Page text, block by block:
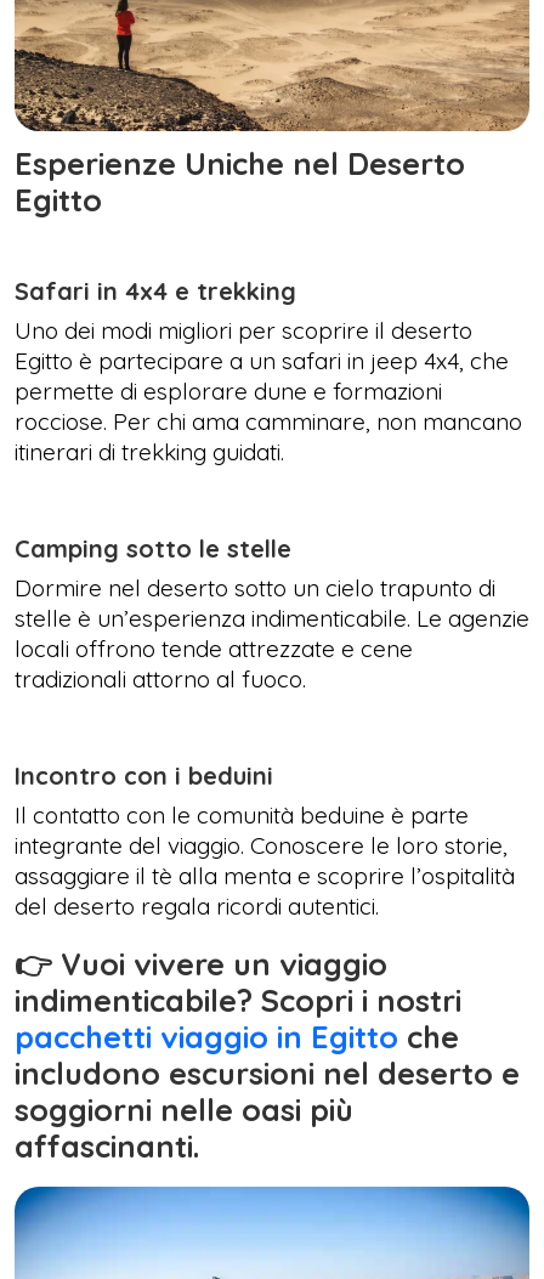
Esperienze Uniche nel Deserto
Egitto
Safari in 4x4 e trekking
Uno dei modi migliori per scoprire il deserto
Egitto è partecipare a un safari in jeep 4x4, che
permette di esplorare dune e formazioni
rocciose. Per chi ama camminare, non mancano
itinerari di trekking guidati.
Camping sotto le stelle
Dormire nel deserto sotto un cielo trapunto di
stelle è un’esperienza indimenticabile. Le agenzie
locali offrono tende attrezzate e cene
tradizionali attorno al fuoco.
Incontro con i beduini
Il contatto con le comunità beduine è parte
integrante del viaggio. Conoscere le loro storie,
assaggiare il tè alla menta e scoprire l’ospitalità
del deserto regala ricordi autentici.
👉 Vuoi vivere un viaggio
indimenticabile? Scopri i nostri
pacchetti viaggio in Egitto che
includono escursioni nel deserto e
soggiorni nelle oasi più
affascinanti.